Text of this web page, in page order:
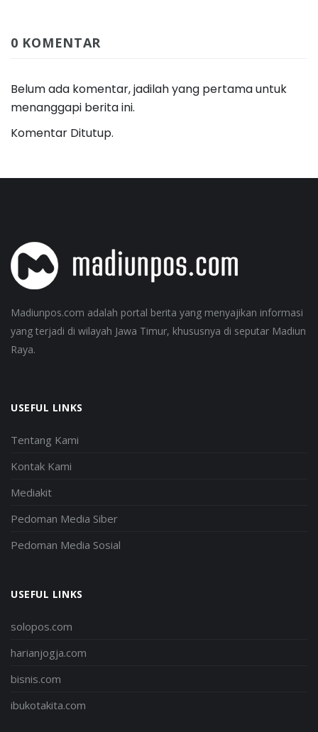
0 KOMENTAR
Belum ada komentar, jadilah yang pertama untuk
menanggapi berita ini.
Komentar Ditutup.
Madiunpos.com adalah portal berita yang menyajikan informasi
yang terjadi di wilayah Jawa Timur, khususnya di seputar Madiun
Raya.
USEFUL LINKS
Tentang Kami
Kontak Kami
Mediakit
Pedoman Media Siber
Pedoman Media Sosial
USEFUL LINKS
solopos.com
harianjogja.com
bisnis.com
ibukotakita.com